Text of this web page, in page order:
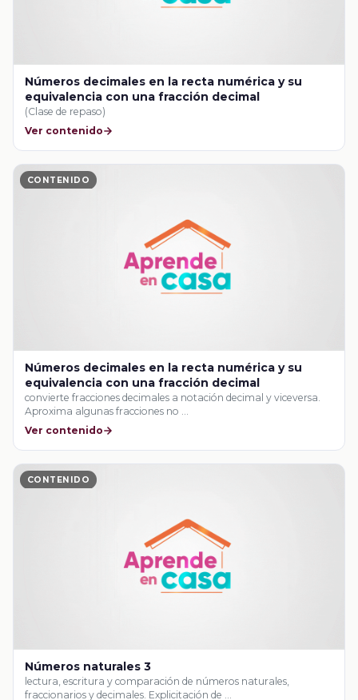
Números decimales en la recta numérica y su
equivalencia con una fracción decimal
(Clase de repaso)
Ver contenido
CONTENIDO
Números decimales en la recta numérica y su
equivalencia con una fracción decimal
convierte fracciones decimales a notación decimal y viceversa.
Aproxima algunas fracciones no …
Ver contenido
CONTENIDO
Números naturales 3
lectura, escritura y comparación de números naturales,
fraccionarios y decimales. Explicitación de …